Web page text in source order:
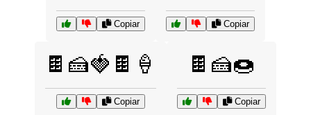
Copiar Copiar
🍫🍰🍓🍫🍦
Copiar
🍫🍰🍩
Copiar